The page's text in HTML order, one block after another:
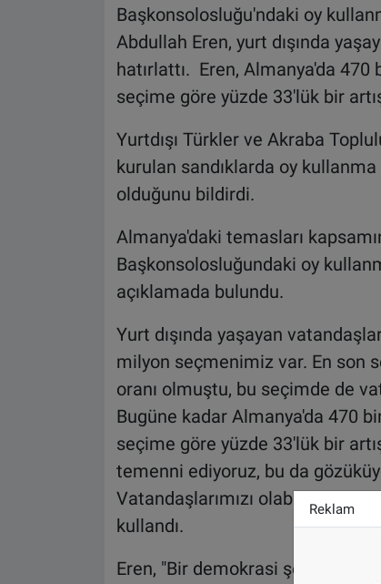
Başkonsolosluğu'ndaki oy
Abdullah Eren, yurt dışında
hatırlattı. Eren, Almanya'da 470
seçime göre yüzde 33'lük bir
Yurtdışı Türkler ve Akraba
kurulan sandıklarda oy kullanma
olduğunu bildirdi.
Almanya'daki temasları
Başkonsolosluğundaki oy
açıklamada bulundu.
Yurt dışında yaşayan
milyon seçmenimiz var. En son
oranı olmuştu, bu seçimde de
Bugüne kadar Almanya'da 470
seçime göre yüzde 33'lük bir
temenni ediyoruz, bu da
Vatandaşlarımızı olabildiğince
kullandı.
Eren, "Bir demokrasi şenliği
Reklam